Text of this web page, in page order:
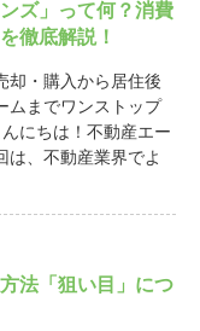
ズ」って何？消費
徹底解説！
却・購入から居住後
ムまでワンストップ
にちは！不動産エー
は、不動産業界でよ
法「狙い目」につ